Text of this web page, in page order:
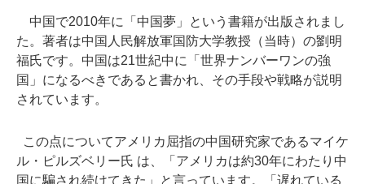
中国で2010年に「中国夢」という書籍が出版されまし
た。著者は中国人民解放軍国防大学教授（当時）の劉明
福氏です。中国は21世紀中に「世界ナンバーワンの強
国」になるべきであると書かれ、その手段や戦略が説明
されています。
この点についてアメリカ屈指の中国研究家であるマイケ
ル・ピルズベリー氏 は、「アメリカは約30年にわたり中
国に騙され続けてきた」と言っています。「遅れている